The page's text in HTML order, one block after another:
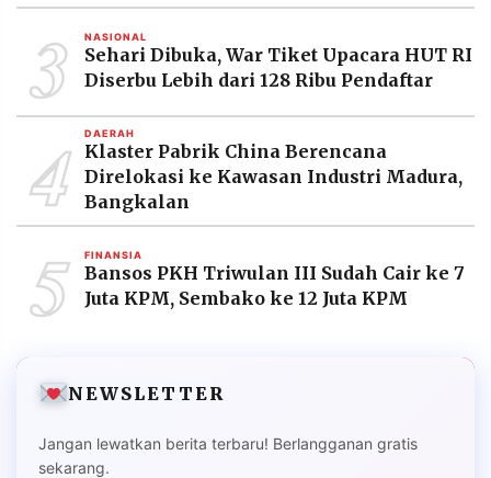
3 NASIONAL
Sehari Dibuka, War Tiket Upacara HUT RI
Diserbu Lebih dari 128 Ribu Pendaftar
4 DAERAH
Klaster Pabrik China Berencana
Direlokasi ke Kawasan Industri Madura,
Bangkalan
5 FINANSIA
Bansos PKH Triwulan III Sudah Cair ke 7
Juta KPM, Sembako ke 12 Juta KPM
NEWSLETTER
Jangan lewatkan berita terbaru! Berlangganan gratis
sekarang.